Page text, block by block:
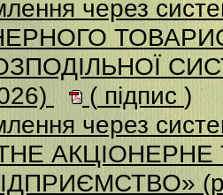
через
( підпис )
через
АКЦІОНЕРНЕ